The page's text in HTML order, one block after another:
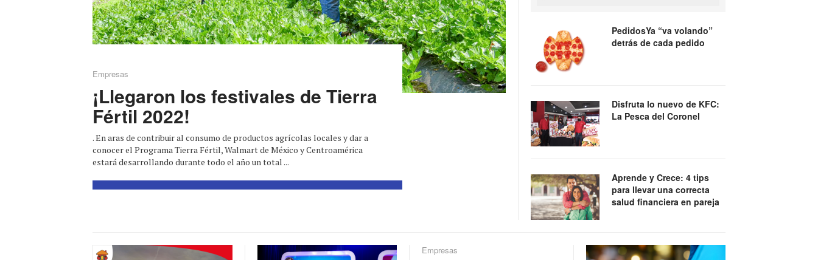
Empresas
¡Llegaron los festivales de Tierra
Fértil 2022!
. En aras de contribuir al consumo de productos agrícolas locales y dar a
conocer el Programa Tierra Fértil, Walmart de México y Centroamérica
estará desarrollando durante todo el año un total ...
PedidosYa “va volando”
detrás de cada pedido
Disfruta lo nuevo de KFC:
La Pesca del Coronel
Aprende y Crece: 4 tips
para llevar una correcta
salud financiera en pareja
Empresas